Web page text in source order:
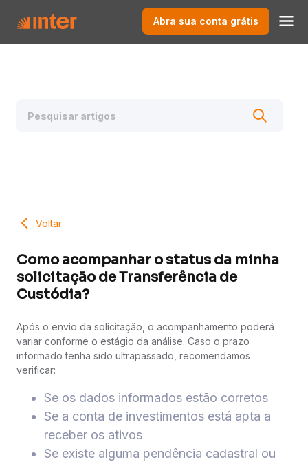
Abra sua conta grátis
Voltar
Como acompanhar o status da minha
solicitação de Transferência de
Custódia?
Após o envio da solicitação, o acompanhamento poderá
variar conforme o estágio da análise. Caso o prazo
informado tenha sido ultrapassado, recomendamos
verificar:
Se os dados informados estão corretos
Se a conta de investimentos está apta a
receber os ativos
Se existe alguma pendência cadastral ou